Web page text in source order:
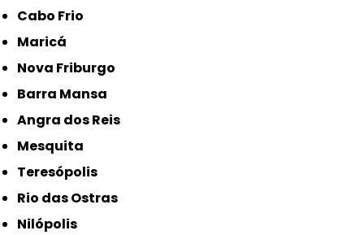
Cabo Frio
Maricá
Nova Friburgo
Barra Mansa
Angra dos Reis
Mesquita
Teresópolis
Rio das Ostras
Nilópolis